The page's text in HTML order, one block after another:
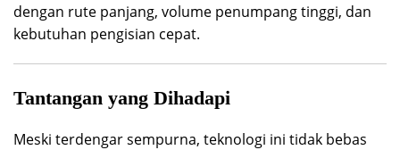
dengan rute panjang, volume penumpang tinggi, dan
kebutuhan pengisian cepat.
Tantangan yang Dihadapi
Meski terdengar sempurna, teknologi ini tidak bebas